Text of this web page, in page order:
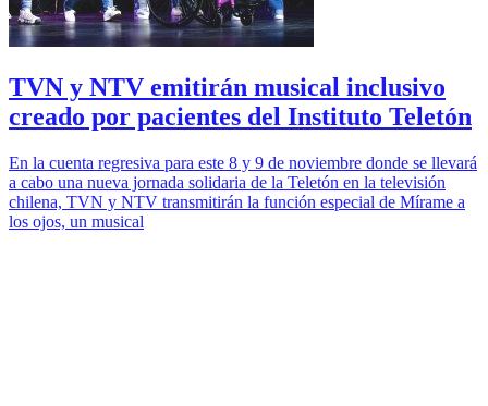
TVN y NTV emitirán musical inclusivo
creado por pacientes del Instituto Teletón
En la cuenta regresiva para este 8 y 9 de noviembre donde se llevará
a cabo una nueva jornada solidaria de la Teletón en la televisión
chilena, TVN y NTV transmitirán la función especial de Mírame a
los ojos, un musical